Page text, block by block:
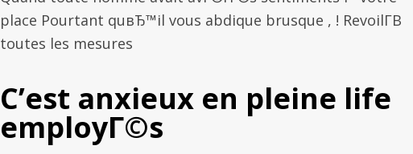
place Pourtant quвЂ™il vous abdique brusque , ! RevoilГ­В
toutes les mesures
C’est anxieux en pleine life
employГ©s